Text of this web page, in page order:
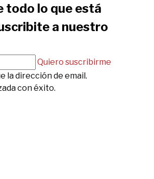
todo lo que está
a nuestro
Quiero suscribirme
la dirección de email.
con éxito.